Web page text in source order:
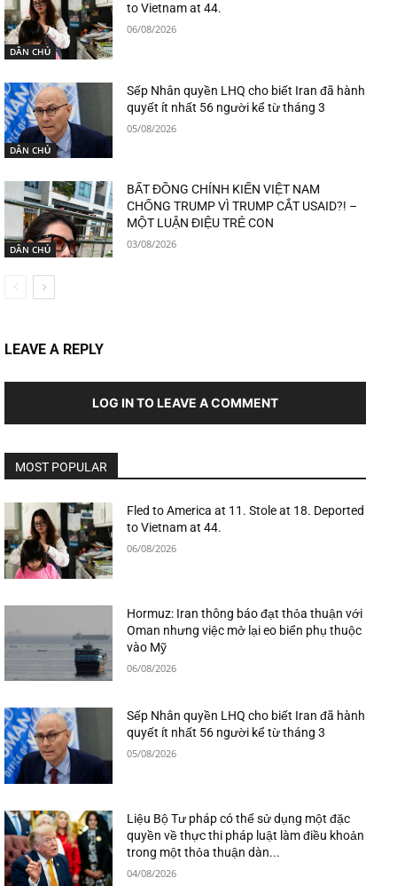
DÂN CHỦ
to Vietnam at 44.
06/08/2026
DÂN CHỦ
Sếp Nhân quyền LHQ cho biết Iran đã hành
quyết ít nhất 56 người kể từ tháng 3
05/08/2026
DÂN CHỦ
BẤT ĐỒNG CHÍNH KIẾN VIỆT NAM
CHỐNG TRUMP VÌ TRUMP CẮT USAID?! –
MỘT LUẬN ĐIỆU TRẺ CON
03/08/2026
LEAVE A REPLY
LOG IN TO LEAVE A COMMENT
MOST POPULAR
Fled to America at 11. Stole at 18. Deported
to Vietnam at 44.
06/08/2026
Hormuz: Iran thông báo đạt thỏa thuận với
Oman nhưng việc mở lại eo biển phụ thuộc
vào Mỹ
06/08/2026
Sếp Nhân quyền LHQ cho biết Iran đã hành
quyết ít nhất 56 người kể từ tháng 3
05/08/2026
Liệu Bộ Tư pháp có thể sử dụng một đặc
quyền về thực thi pháp luật làm điều khoản
trong một thỏa thuận dàn...
04/08/2026